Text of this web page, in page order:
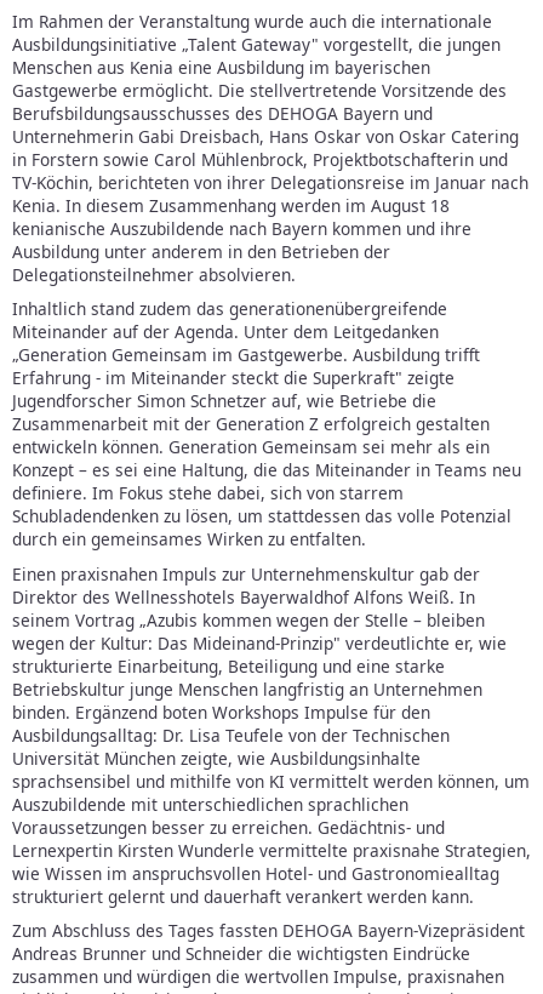
Im Rahmen der Veranstaltung wurde auch die internationale
Ausbildungsinitiative „Talent Gateway" vorgestellt, die jungen
Menschen aus Kenia eine Ausbildung im bayerischen
Gastgewerbe ermöglicht. Die stellvertretende Vorsitzende des
Berufsbildungsausschusses des DEHOGA Bayern und
Unternehmerin Gabi Dreisbach, Hans Oskar von Oskar Catering
in Forstern sowie Carol Mühlenbrock, Projektbotschafterin und
TV-Köchin, berichteten von ihrer Delegationsreise im Januar nach
Kenia. In diesem Zusammenhang werden im August 18
kenianische Auszubildende nach Bayern kommen und ihre
Ausbildung unter anderem in den Betrieben der
Delegationsteilnehmer absolvieren.
Inhaltlich stand zudem das generationenübergreifende
Miteinander auf der Agenda. Unter dem Leitgedanken
„Generation Gemeinsam im Gastgewerbe. Ausbildung trifft
Erfahrung - im Miteinander steckt die Superkraft" zeigte
Jugendforscher Simon Schnetzer auf, wie Betriebe die
Zusammenarbeit mit der Generation Z erfolgreich gestalten
entwickeln können. Generation Gemeinsam sei mehr als ein
Konzept – es sei eine Haltung, die das Miteinander in Teams neu
definiere. Im Fokus stehe dabei, sich von starrem
Schubladendenken zu lösen, um stattdessen das volle Potenzial
durch ein gemeinsames Wirken zu entfalten.
Einen praxisnahen Impuls zur Unternehmenskultur gab der
Direktor des Wellnesshotels Bayerwaldhof Alfons Weiß. In
seinem Vortrag „Azubis kommen wegen der Stelle – bleiben
wegen der Kultur: Das Mideinand-Prinzip" verdeutlichte er, wie
strukturierte Einarbeitung, Beteiligung und eine starke
Betriebskultur junge Menschen langfristig an Unternehmen
binden. Ergänzend boten Workshops Impulse für den
Ausbildungsalltag: Dr. Lisa Teufele von der Technischen
Universität München zeigte, wie Ausbildungsinhalte
sprachsensibel und mithilfe von KI vermittelt werden können, um
Auszubildende mit unterschiedlichen sprachlichen
Voraussetzungen besser zu erreichen. Gedächtnis- und
Lernexpertin Kirsten Wunderle vermittelte praxisnahe Strategien,
wie Wissen im anspruchsvollen Hotel- und Gastronomiealltag
strukturiert gelernt und dauerhaft verankert werden kann.
Zum Abschluss des Tages fassten DEHOGA Bayern-Vizepräsident
Andreas Brunner und Schneider die wichtigsten Eindrücke
zusammen und würdigen die wertvollen Impulse, praxisnahen